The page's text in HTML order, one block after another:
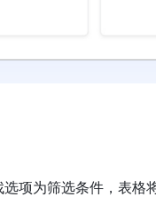
项为筛选条件，表格